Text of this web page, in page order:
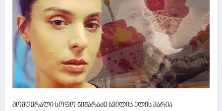
მომღერალი სოფო ნიჟარაძე სვილის ელის მარია